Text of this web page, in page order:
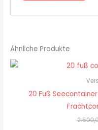
Ähnliche Produkte
20 Fuß